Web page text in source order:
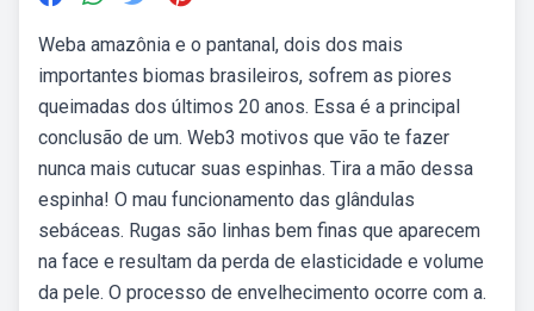
Weba amazônia e o pantanal, dois dos mais
importantes biomas brasileiros, sofrem as piores
queimadas dos últimos 20 anos. Essa é a principal
conclusão de um. Web3 motivos que vão te fazer
nunca mais cutucar suas espinhas. Tira a mão dessa
espinha! O mau funcionamento das glândulas
sebáceas. Rugas são linhas bem finas que aparecem
na face e resultam da perda de elasticidade e volume
da pele. O processo de envelhecimento ocorre com a.